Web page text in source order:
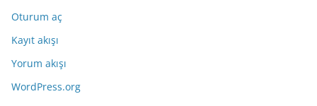
Oturum aç
Kayıt akışı
Yorum akışı
WordPress.org